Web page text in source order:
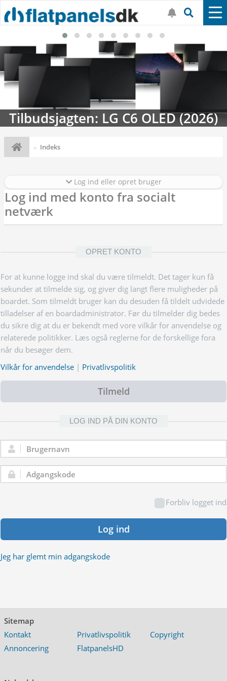
Tilbudsjagten: LG C6 OLED (2026)
Indeks
Log ind eller opret bruger
Log ind med konto fra socialt
netværk
OPRET KONTO
For at kunne logge ind skal du være tilmeldt. Det tager kun få
sekunder at tilmelde sig, og giver dig langt flere muligheder på
boardet. Som tilmeldt bruger kan du desuden få tildelt udvidede
tilladelser af en boardadministrator. Før du tilmelder dig bedes
du sikre dig at du er bekendt med vore vilkår for anvendelse og
relaterede politikker. Læs også reglerne for de forskellige fora
når du besøger dem.
Vilkår for anvendelse | Privatlivspolitik
Tilmeld
LOG IND PÅ DIN KONTO
Brugernavn:
Adgangskode:
Forbliv logget ind
Log ind
Jeg har glemt min adgangskode
Sitemap
Kontakt
Privatlivspolitik
Copyright
Annoncering
FlatpanelsHD